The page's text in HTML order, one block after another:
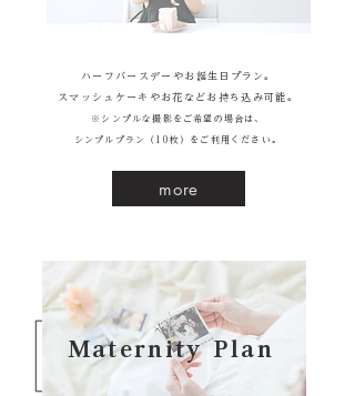
more
ハーフバースデーやお誕生日プラン。
スマッシュケーキやお花などお持ち込み可能。
※シンプルな撮影をご希望の場合は、
シンプルプラン（10枚）をご利用ください。
Maternity Plan